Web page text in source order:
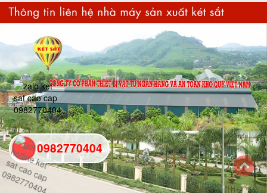
0982770404
back